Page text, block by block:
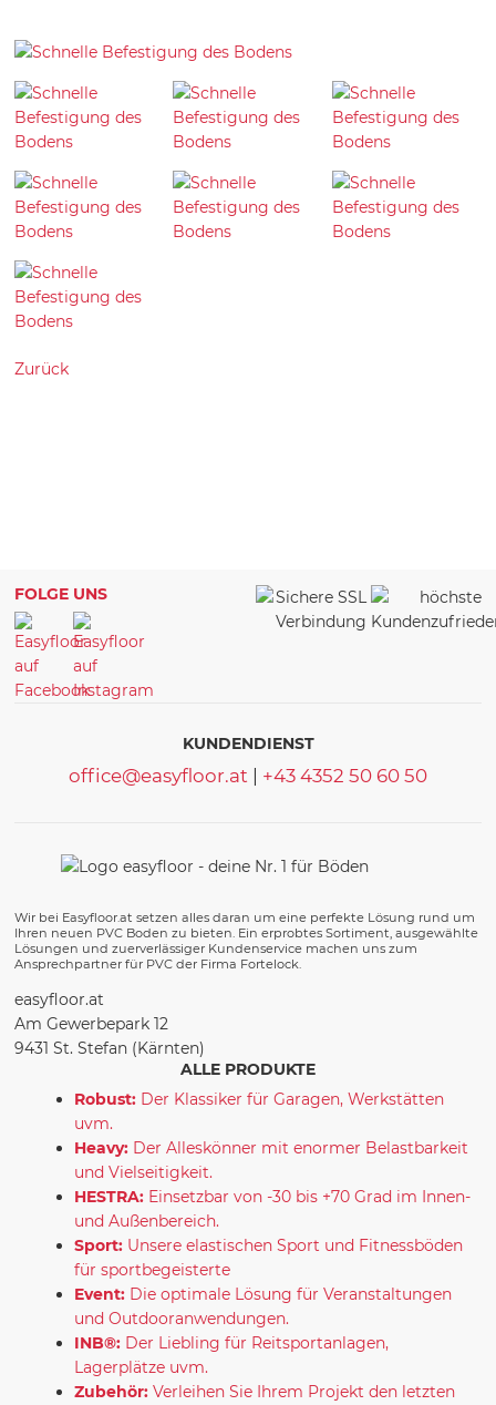
Zurück
FOLGE UNS
KUNDENDIENST
office@easyfloor.at +43 4352 50 60 50
Wir bei Easyfloor.at setzen alles daran um eine perfekte Lösung rund um
Ihren neuen PVC Boden zu bieten. Ein erprobtes Sortiment, ausgewählte
Lösungen und zuerverlässiger Kundenservice machen uns zum
Ansprechpartner für PVC der Firma Fortelock.
easyfloor.at
Am Gewerbepark 12
9431 St. Stefan (Kärnten)
ALLE PRODUKTE
Robust: Der Klassiker für Garagen, Werkstätten
uvm.
Heavy: Der Alleskönner mit enormer Belastbarkeit
und Vielseitigkeit.
HESTRA: Einsetzbar von -30 bis +70 Grad im Innen-
und Außenbereich.
Sport: Unsere elastischen Sport und Fitnessböden
für sportbegeisterte
Event: Die optimale Lösung für Veranstaltungen
und Outdooranwendungen.
INB®: Der Liebling für Reitsportanlagen,
Lagerplätze uvm.
Zubehör: Verleihen Sie Ihrem Projekt den letzten